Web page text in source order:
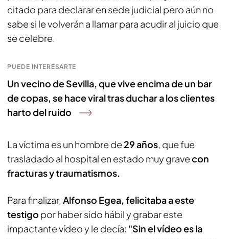
citado para declarar en sede judicial pero aún no
sabe si le volverán a llamar para acudir al juicio que
se celebre.
PUEDE INTERESARTE
Un vecino de Sevilla, que vive encima de un bar
de copas, se hace viral tras duchar a los clientes
harto del ruido
La víctima es un hombre de 29 años, que fue
trasladado al hospital en estado muy gravecon
fracturas y traumatismos.
Para finalizar, Alfonso Egea, felicitaba a este
testigo por haber sido hábil y grabar este
impactante vídeo y le decía: "Sin el vídeo es la